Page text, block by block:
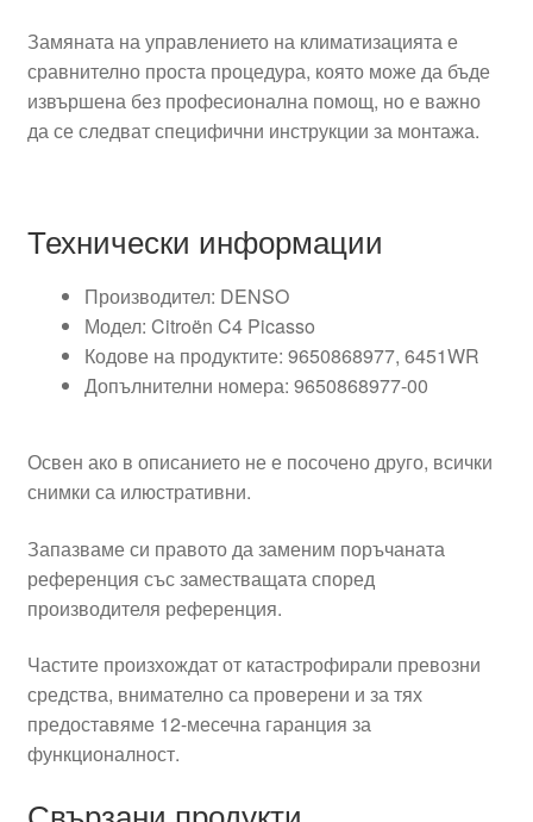
Замяната на управлението на климатизацията е
сравнително проста процедура, която може да бъде
извършена без професионална помощ, но е важно
да се следват специфични инструкции за монтажа.
Технически информации
Производител: DENSO
Модел: Citroën C4 Picasso
Кодове на продуктите: 9650868977, 6451WR
Допълнителни номера: 9650868977-00
Освен ако в описанието не е посочено друго, всички
снимки са илюстративни.
Запазваме си правото да заменим поръчаната
референция със заместващата според
производителя референция.
Частите произхождат от катастрофирали превозни
средства, внимателно са проверени и за тях
предоставяме 12-месечна гаранция за
функционалност.